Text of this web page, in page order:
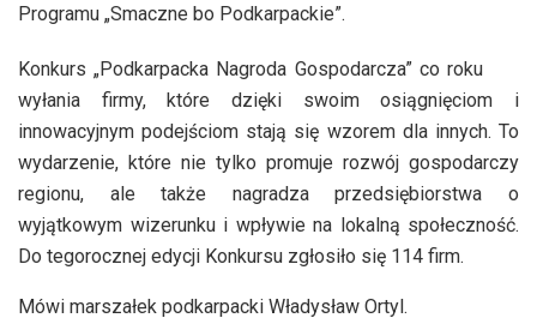
Programu „Smaczne bo Podkarpackie”.
Konkurs „Podkarpacka Nagroda Gospodarcza” co roku
wyłania firmy, które dzięki swoim osiągnięciom i
innowacyjnym podejściom stają się wzorem dla innych. To
wydarzenie, które nie tylko promuje rozwój gospodarczy
regionu, ale także nagradza przedsiębiorstwa o
wyjątkowym wizerunku i wpływie na lokalną społeczność.
Do tegorocznej edycji Konkursu zgłosiło się 114 firm.
Mówi marszałek podkarpacki Władysław Ortyl.